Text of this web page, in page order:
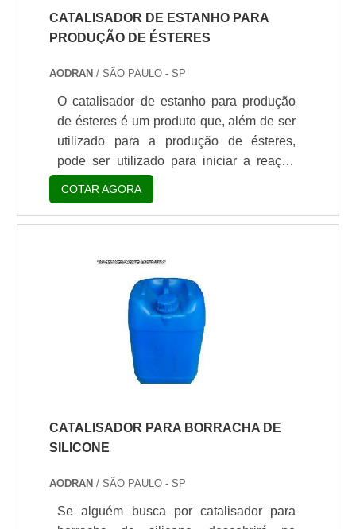
revestimentos ambientalmente
sustentáveis.A SNCZ propõe soluções
CATALISADOR DE ESTANHO PARA
PRODUÇÃO DE ÉSTERES
AODRAN / SÃO PAULO - SP
O catalisador de estanho para produção
de ésteres é um produto que, além de ser
utilizado para a produção de ésteres,
pode ser utilizado para iniciar a reação
em alguns tipos de resina à base de
solventes. Ele promove reações de forma
efetiva e permite um controle maior na
dosagem, sendo um produto muito
indicado também para reações de
esterificação e de trans-esterificação. E é
facilmente solúvel em ésteres, tendo seu
nível de temperatura de aplicação é de 80
COTAR AGORA
CATALISADOR PARA BORRACHA DE
SILICONE
AODRAN / SÃO PAULO - SP
Se alguém busca por catalisador para